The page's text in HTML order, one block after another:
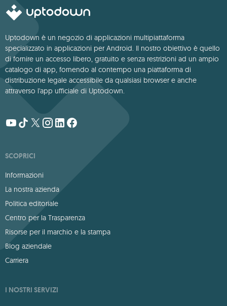
Uptodown è un negozio di applicazioni multipiattaforma
specializzato in applicazioni per Android. Il nostro obiettivo è quello
di fornire un accesso libero, gratuito e senza restrizioni ad un ampio
catalogo di app, fornendo al contempo una piattaforma di
distribuzione legale accessibile da qualsiasi browser e anche
attraverso l'app ufficiale di Uptodown.
SCOPRICI
Informazioni
La nostra azienda
Politica editoriale
Centro per la Trasparenza
Risorse per il marchio e la stampa
Blog aziendale
Carriera
I NOSTRI SERVIZI